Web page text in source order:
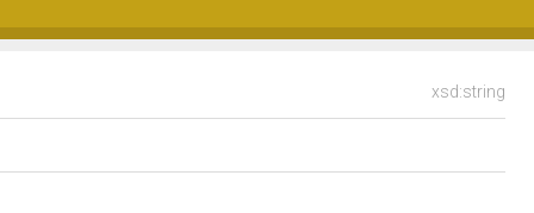
xsd:string